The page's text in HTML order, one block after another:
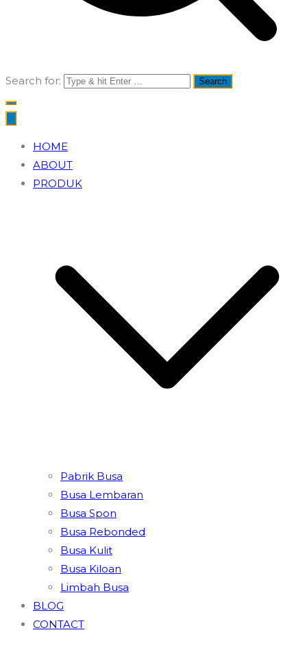
Search for:
HOME
ABOUT
PRODUK
Pabrik Busa
Busa Lembaran
Busa Spon
Busa Rebonded
Busa Kulit
Busa Kiloan
Limbah Busa
BLOG
CONTACT